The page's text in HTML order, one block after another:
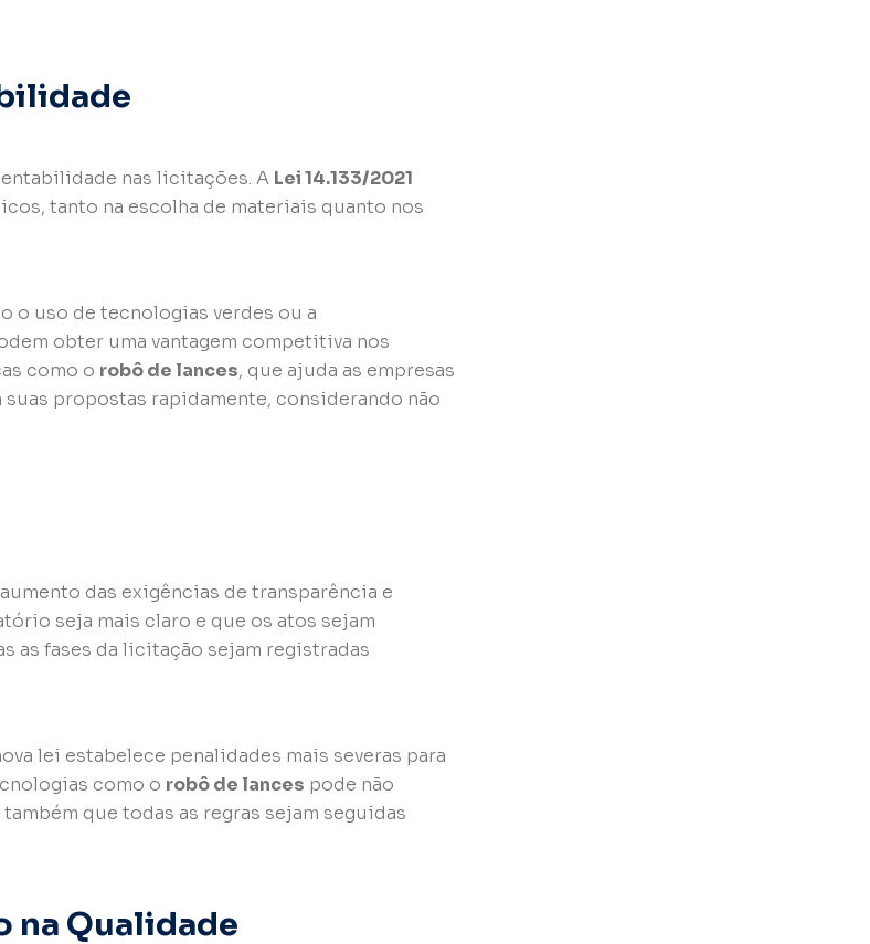
nas licitações. A Lei 14.133/2021
tanto na escolha de materiais quanto nos
o uso de tecnologias verdes ou a
obter uma vantagem competitiva nos
como o robô de lances, que ajuda as empresas
propostas rapidamente, considerando não
das exigências de transparência e
seja mais claro e que os atos sejam
as fases da licitação sejam registradas
lei estabelece penalidades mais severas para
como o robô de lances pode não
que todas as regras sejam seguidas
na Qualidade